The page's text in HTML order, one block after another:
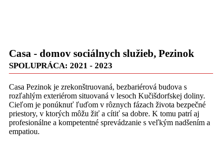
Casa - domov sociálnych služieb, Pezinok
SPOLUPRÁCA: 2021 - 2023
Casa Pezinok je zrekonštruovaná, bezbariérová budova s
rozľahlým exteriérom situovaná v lesoch Kučišdorfskej doliny.
Cieľom je ponúknuť ľuďom v rôznych fázach života bezpečné
priestory, v ktorých môžu žiť a cítiť sa dobre. K tomu patrí aj
profesionálne a kompetentné sprevádzanie s veľkým nadšením a
empatiou.